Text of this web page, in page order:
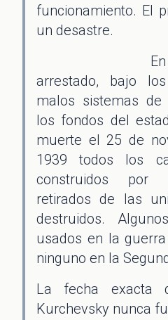
funcionamiento. El
un desastre.
En 1937
arrestado, bajo
malos sistemas
los fondos del
muerte el 25 de
1939 todos los
construidos por
retirados de las
destruidos.
usados en la
ninguno en la
La fecha exacta
Kurchevsky nunca